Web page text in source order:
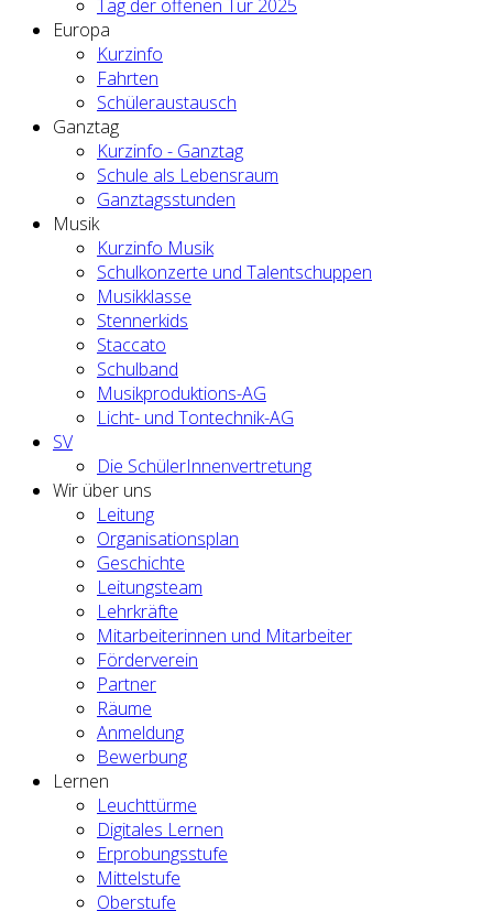
Tag der offenen Tür 2025
Europa
Kurzinfo
Fahrten
Schüleraustausch
Ganztag
Kurzinfo - Ganztag
Schule als Lebensraum
Ganztagsstunden
Musik
Kurzinfo Musik
Schulkonzerte und Talentschuppen
Musikklasse
Stennerkids
Staccato
Schulband
Musikproduktions-AG
Licht- und Tontechnik-AG
SV
Die SchülerInnenvertretung
Wir über uns
Leitung
Organisationsplan
Geschichte
Leitungsteam
Lehrkräfte
Mitarbeiterinnen und Mitarbeiter
Förderverein
Partner
Räume
Anmeldung
Bewerbung
Lernen
Leuchttürme
Digitales Lernen
Erprobungsstufe
Mittelstufe
Oberstufe